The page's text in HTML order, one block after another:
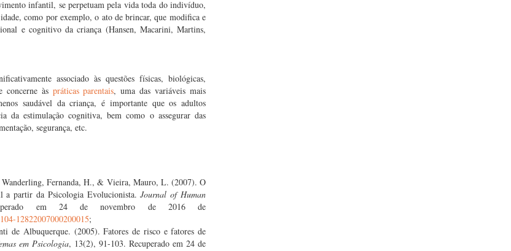
infantil, se perpetuam pela vida toda do indivíduo,
como por exemplo, o ato de brincar, que modifica e
e cognitivo da criança (Hansen, Macarini, Martins,
associado às questões físicas, biológicas,
concerne às práticas parentais, uma das variáveis mais
saudável da criança, é importante que os adultos
da estimulação cognitiva, bem como o assegurar das
segurança, etc.
Fernanda, H., & Vieira, Mauro, L. (2007). O
a partir da Psicologia Evolucionista.Journal of Human
em 24 de novembro de 2016 de
12822007000200015;
de Albuquerque. (2005). Fatores de risco e fatores de
em Psicologia, 13(2), 91-103. Recuperado em 24 de